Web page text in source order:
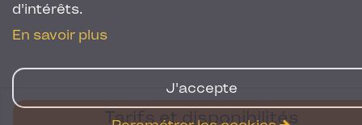
Tarifs et disponibilités
d'intérêts.
En savoir plus
J'accepte